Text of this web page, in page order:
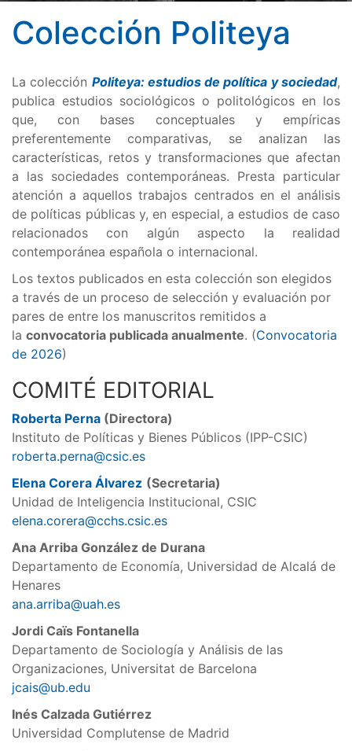
Colección Politeya
La colección Politeya: estudios de política y sociedad,
publica estudios sociológicos o politológicos en los
que, con bases conceptuales y empíricas
preferentemente comparativas, se analizan las
características, retos y transformaciones que afectan
a las sociedades contemporáneas. Presta particular
atención a aquellos trabajos centrados en el análisis
de políticas públicas y, en especial, a estudios de caso
relacionados con algún aspecto la realidad
contemporánea española o internacional.
Los textos publicados en esta colección son elegidos
a través de un proceso de selección y evaluación por
pares de entre los manuscritos remitidos a
la convocatoria publicada anualmente. (Convocatoria
de 2026)
COMITÉ EDITORIAL
Roberta Perna (Directora)
Instituto de Políticas y Bienes Públicos (IPP-CSIC)
roberta.perna@csic.es
Elena Corera Álvarez (Secretaria)
Unidad de Inteligencia Institucional, CSIC
elena.corera@cchs.csic.es
Ana Arriba González de Durana
Departamento de Economía, Universidad de Alcalá de
Henares
ana.arriba@uah.es
Jordi Caïs Fontanella
Departamento de Sociología y Análisis de las
Organizaciones, Universitat de Barcelona
jcais@ub.edu
Inés Calzada Gutiérrez
Universidad Complutense de Madrid